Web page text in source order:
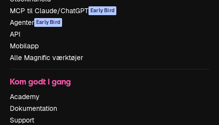
MCP til Claude/ChatGPT Early Bird
Agenter Early Bird
API
Mobilapp
Alle Magnific værktøjer
Kom godt i gang
Academy
Dokumentation
Support